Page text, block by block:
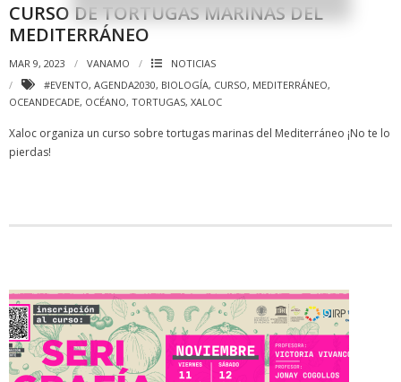
CURSO DE TORTUGAS MARINAS DEL
MEDITERRÁNEO
MAR 9, 2023 VANAMO
NOTICIAS
#EVENTO, AGENDA2030, BIOLOGÍA, CURSO, MEDITERRÁNEO,
OCEANDECADE, OCÉANO, TORTUGAS, XALOC
Xaloc organiza un curso sobre tortugas marinas del Mediterráneo ¡No te lo
pierdas!